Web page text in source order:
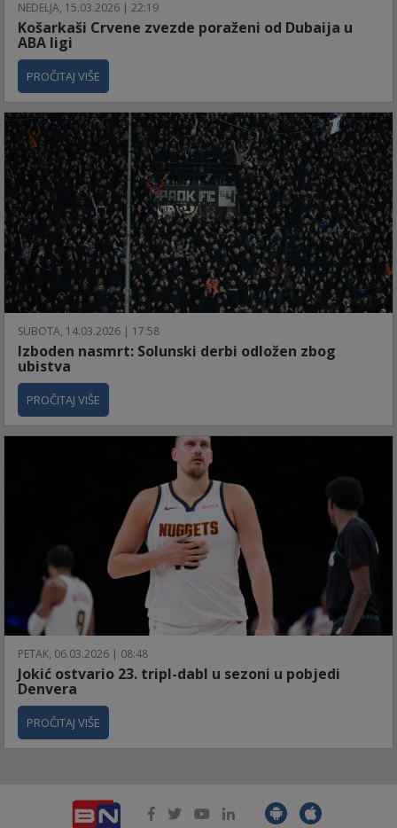
NEDELJA, 15.03.2026 | 22:19
Košarkaši Crvene zvezde poraženi od Dubaija u
ABA ligi
PROČITAJ VIŠE
SUBOTA, 14.03.2026 | 17:58
Izboden nasmrt: Solunski derbi odložen zbog
ubistva
PROČITAJ VIŠE
PETAK, 06.03.2026 | 08:48
Jokić ostvario 23. tripl-dabl u sezoni u pobjedi
Denvera
PROČITAJ VIŠE